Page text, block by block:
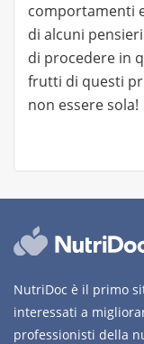
comportamenti
di alcuni
di procedere in
frutti di questi
non essere sola!
NutriDoc è il primo
interessati a
professionisti della